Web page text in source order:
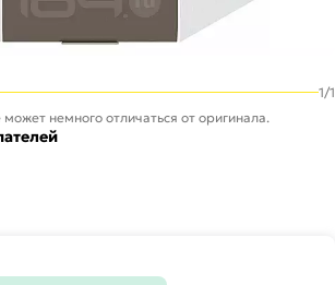
1/1
немного отличаться от оригинала.